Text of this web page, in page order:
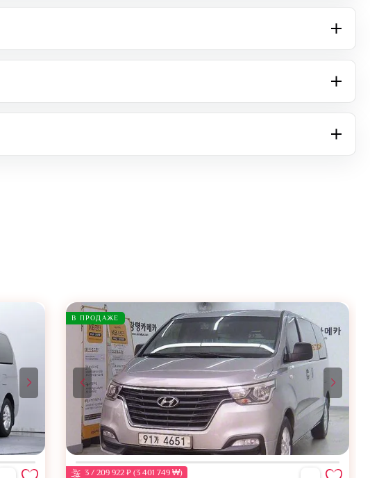
В ПРОДАЖЕ
3 / 209 922 ₽ (3 401 749 ₩)